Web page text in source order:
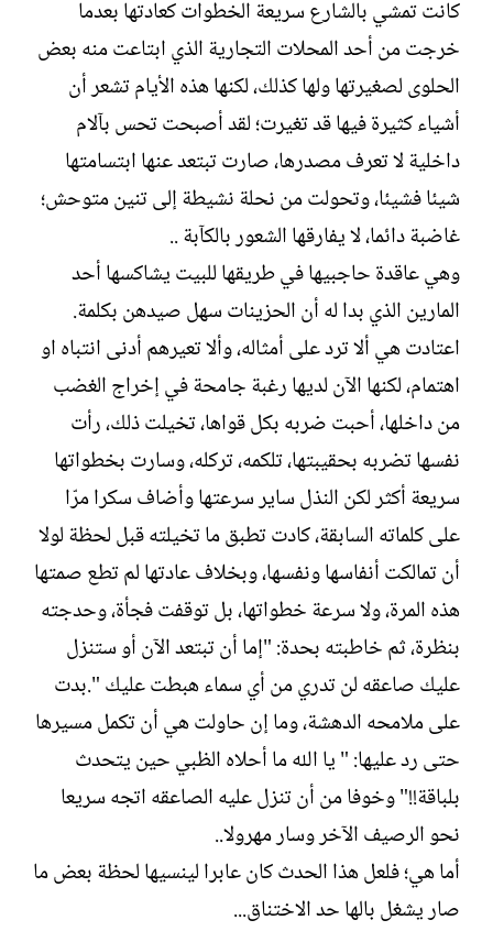
ل
إ
ن
ش
ا
ء
كانت تمشي بالشارع سريعة الخطوات كعادتها بعدما
خرجت من أحد المحلات التجارية الذي ابتاعت منه بعض
الحلوى لصغيرتها ولها كذلك، لكنها هذه الأيام تشعر أن
أشياء كثيرة فيها قد تغيرت؛ لقد أصبحت تحس بآلام
داخلية لا تعرف مصدرها، صارت تبتعد عنها ابتسامتها
شيئا فشيئا، وتحولت من نحلة نشيطة إلى تنين متوحش؛
غاضبة دائما، لا يفارقها الشعور بالكآبة ..
وهي عاقدة حاجبيها في طريقها للبيت يشاكسها أحد
المارين الذي بدا له أن الحزينات سهل صيدهن بكلمة.
اعتادت هي ألا ترد على أمثاله، وألا تعيرهم أدنى انتباه او
اهتمام، لكنها الآن لديها رغبة جامحة في إخراج الغضب
من داخلها، أحبت ضربه بكل قواها، تخيلت ذلك، رأت
نفسها تضربه بحقيبتها، تلكمه، تركله، وسارت بخطواتها
سريعة أكثر لكن النذل ساير سرعتها وأضاف سكرا مرّا
على كلماته السابقة، كادت تطبق ما تخيلته قبل لحظة لولا
أن تمالكت أنفاسها ونفسها، وبخلاف عادتها لم تطع صمتها
هذه المرة، ولا سرعة خطواتها، بل توقفت فجأة، وحدجته
بنظرة، ثم خاطبته بحدة: "إما أن تبتعد الآن أو ستنزل
عليك صاعقه لن تدري من أي سماء هبطت عليك ".بدت
على ملامحه الدهشة، وما إن حاولت هي أن تكمل مسيرها
حتى رد عليها: " يا الله ما أحلاه الظبي حين يتحدث
بلباقة!!" وخوفا من أن تنزل عليه الصاعقه اتجه سريعا
نحو الرصيف الآخر وسار مهرولا..
أما هي؛ فلعل هذا الحدث كان عابرا لينسيها لحظة بعض ما
صار يشغل بالها حد الاختناق...